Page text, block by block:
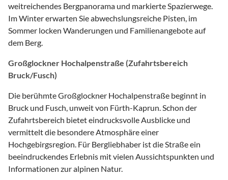
weitreichendes Bergpanorama und markierte Spazierwege.
Im Winter erwarten Sie abwechslungsreiche Pisten, im
Sommer locken Wanderungen und Familienangebote auf
dem Berg.
Großglockner Hochalpenstraße (Zufahrtsbereich
Bruck/Fusch)
Die berühmte Großglockner Hochalpenstraße beginnt in
Bruck und Fusch, unweit von Fürth-Kaprun. Schon der
Zufahrtsbereich bietet eindrucksvolle Ausblicke und
vermittelt die besondere Atmosphäre einer
Hochgebirgsregion. Für Bergliebhaber ist die Straße ein
beeindruckendes Erlebnis mit vielen Aussichtspunkten und
Informationen zur alpinen Natur.